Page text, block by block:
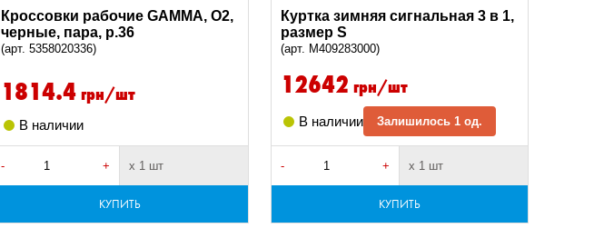
Кроссовки рабочие GAMMA, O2,
черные, пара, р.36
(арт. 5358020336)
1814.4 грн/шт
В наличии
- + х 1 шт
КУПИТЬ
Куртка зимняя сигнальная 3 в 1,
размер S
(арт. M409283000)
12642 грн/шт
В наличии Залишилось 1 од.
- + х 1 шт
КУПИТЬ